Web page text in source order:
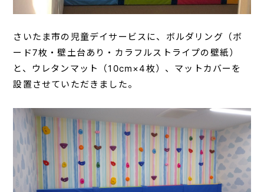
さいたま市の児童デイサービスに、ボルダリング（ボ
ード7枚・壁土台あり・カラフルストライプの壁紙）
と、ウレタンマット（10cm×4枚）、マットカバーを
設置させていただきました。